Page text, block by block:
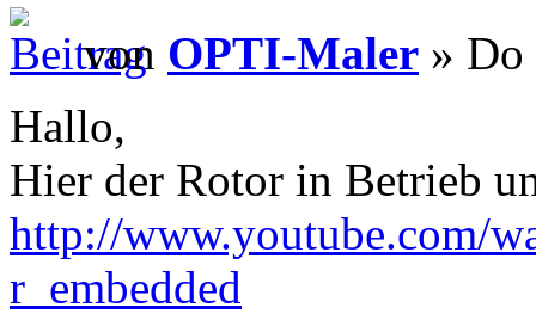
von OPTI-Maler » Do
Hallo,
Hier der Rotor in Betrieb
http://www.youtube.com/
r_embedded